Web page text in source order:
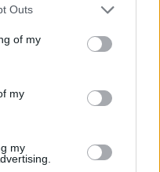
Outs
of my
my
my
(6)